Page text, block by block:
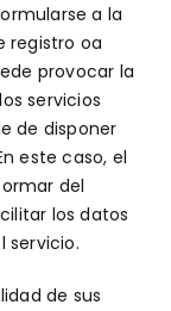
a la
registro oa
provocar la
servicios
de disponer
este caso, el
del
los datos
servicio.
de sus